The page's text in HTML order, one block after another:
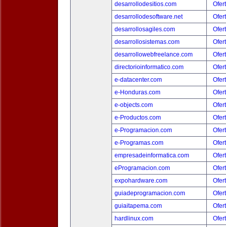
desarrollodesitios.com
desarrollodesoftware.net
desarrollosagiles.com
desarrollosistemas.com
desarrollowebfreelance.com
directorioinformatico.com
e-datacenter.com
e-Honduras.com
e-objects.com
e-Productos.com
e-Programacion.com
e-Programas.com
empresadeinformatica.com
eProgramacion.com
expohardware.com
guiadeprogramacion.com
guiaitapema.com
hardlinux.com